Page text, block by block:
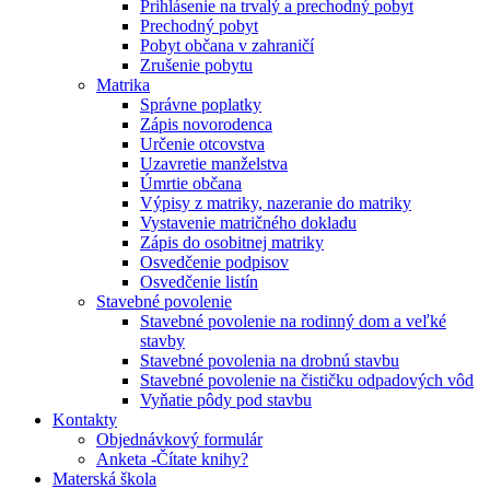
Prihlásenie na trvalý a prechodný pobyt
Prechodný pobyt
Pobyt občana v zahraničí
Zrušenie pobytu
Matrika
Správne poplatky
Zápis novorodenca
Určenie otcovstva
Uzavretie manželstva
Úmrtie občana
Výpisy z matriky, nazeranie do matriky
Vystavenie matričného dokladu
Zápis do osobitnej matriky
Osvedčenie podpisov
Osvedčenie listín
Stavebné povolenie
Stavebné povolenie na rodinný dom a veľké
stavby
Stavebné povolenia na drobnú stavbu
Stavebné povolenie na čističku odpadových vôd
Vyňatie pôdy pod stavbu
Kontakty
Objednávkový formulár
Anketa -Čítate knihy?
Materská škola